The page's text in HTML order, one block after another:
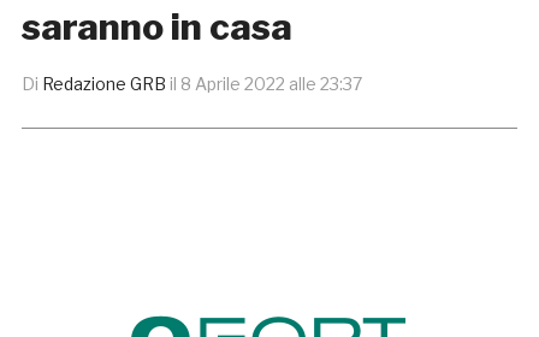
saranno in casa
Di Redazione GRB il 8 Aprile 2022 alle 23:37